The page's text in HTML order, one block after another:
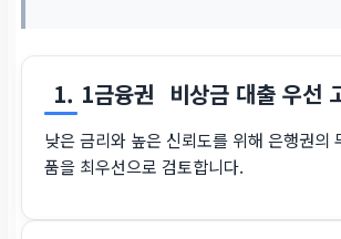
1. 1금융권 비상금 대출 우선
낮은 금리와 높은 신뢰도를 위해 은행권의
품을 최우선으로 검토합니다.